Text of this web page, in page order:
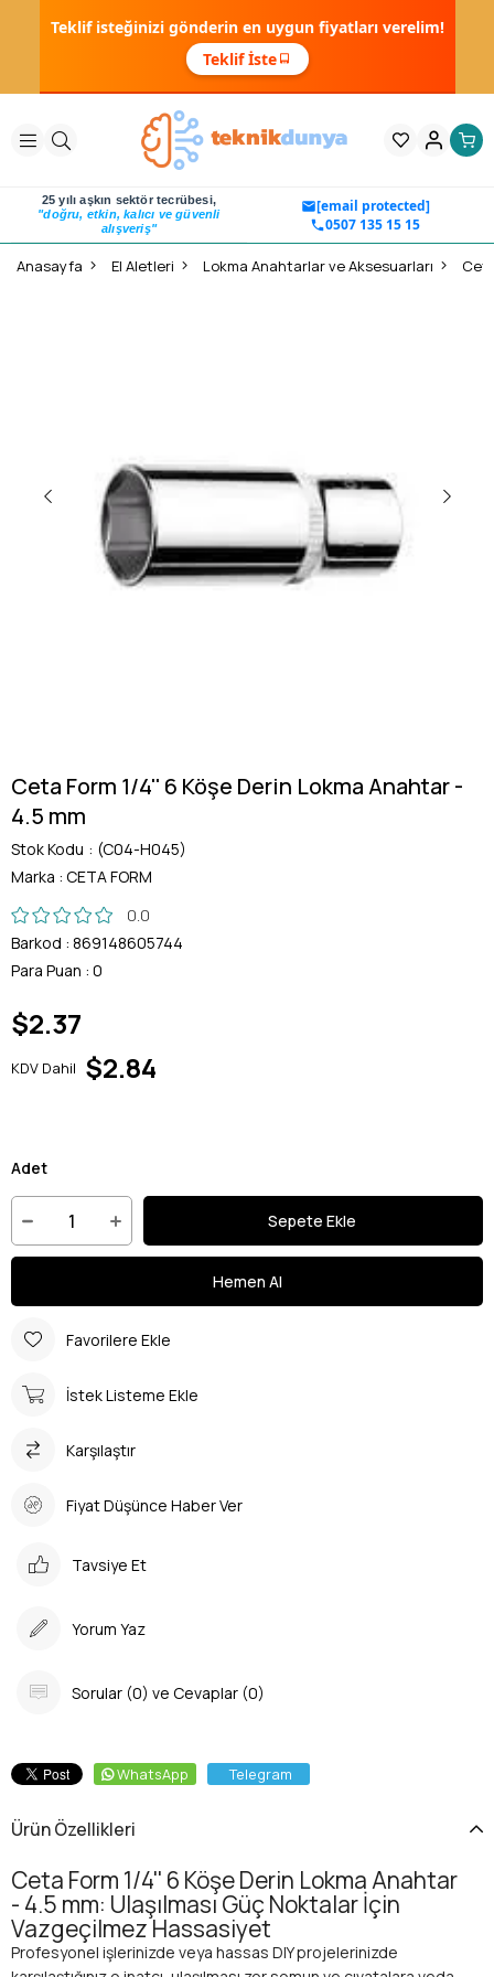
Teklif isteğinizi gönderin en uygun fiyatları verelim!
Teklif İste
25 yılı aşkın sektör tecrübesi,
"doğru, etkin, kalıcı ve güvenli
alışveriş"
[email protected]
0507 135 15 15
Anasayfa El Aletleri Lokma Anahtarlar ve Aksesuarları
Ceta Form 1/4'' 6 Köşe Derin Lokma Anahtar -
4.5 mm
Stok Kodu
(C04-H045)
Marka : CETA FORM
0.0
Barkod : 869148605744
Para Puan : 0
$2.37
KDV Dahil $2.84
Adet
Favorilere Ekle
İstek Listeme Ekle
Karşılaştır
Fiyat Düşünce Haber Ver
Tavsiye Et
Yorum Yaz
Sorular (0) ve Cevaplar (0)
WhatsApp Telegram
Ürün Özellikleri
Ceta Form 1/4'' 6 Köşe Derin Lokma Anahtar
- 4.5 mm: Ulaşılması Güç Noktalar İçin
Vazgeçilmez Hassasiyet
Profesyonel işlerinizde veya hassas DIY projelerinizde